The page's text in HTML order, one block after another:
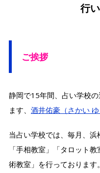
行
ご挨拶
静岡で15年間、占い学校
ます、 酒井佑豪（さかい ゆ
当占い学校では、毎月、
「手相教室」「タロット
術教室」を行っております。